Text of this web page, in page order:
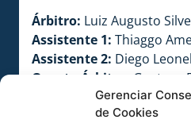
Gerenciar
de Cookies
Árbitro: Luiz Augusto
Assistente 1: Thiaggo
Assistente 2: Diego
Quarto Árbitro:
Gustavo
Avaliador/Avaliador